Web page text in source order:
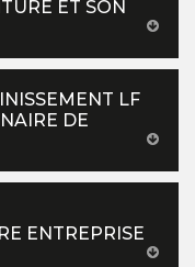
ET SON
LF
DE
ENTREPRISE